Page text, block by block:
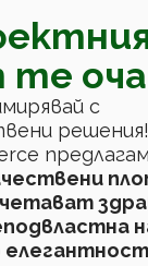
те
с
няма да
клиента